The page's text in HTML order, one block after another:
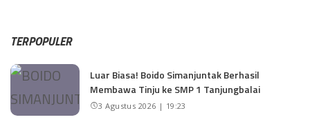
TERPOPULER
Luar Biasa! Boido Simanjuntak Berhasil
Membawa Tinju ke SMP 1 Tanjungbalai
3 Agustus 2026 | 19:23